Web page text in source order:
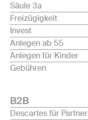
Säule 3a
Freizügigkeit
Invest
Anlegen ab 55
Anlegen für Kinder
Gebühren
B2B
Descartes für Partner